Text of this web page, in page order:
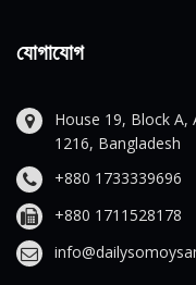
যোগাযোগ
House 19, Block A,
1216, Bangladesh
+880 1733339696
+880 1711528178